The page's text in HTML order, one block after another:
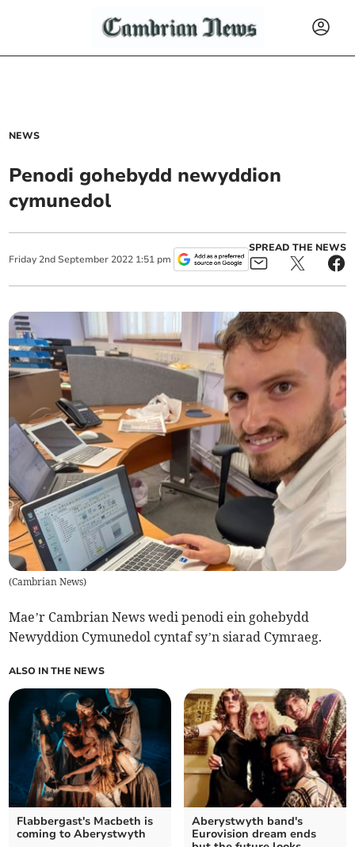
NEWS
Penodi gohebydd newyddion
cymunedol
Friday 2nd September 2022 1:51 pm
SPREAD THE NEWS
(Cambrian News)
Mae’r Cambrian News wedi penodi ein gohebydd
Newyddion Cymunedol cyntaf sy’n siarad Cymraeg.
ALSO IN THE NEWS
Flabbergast's Macbeth is
coming to Aberystwyth
Aberystwyth band's
Eurovision dream ends